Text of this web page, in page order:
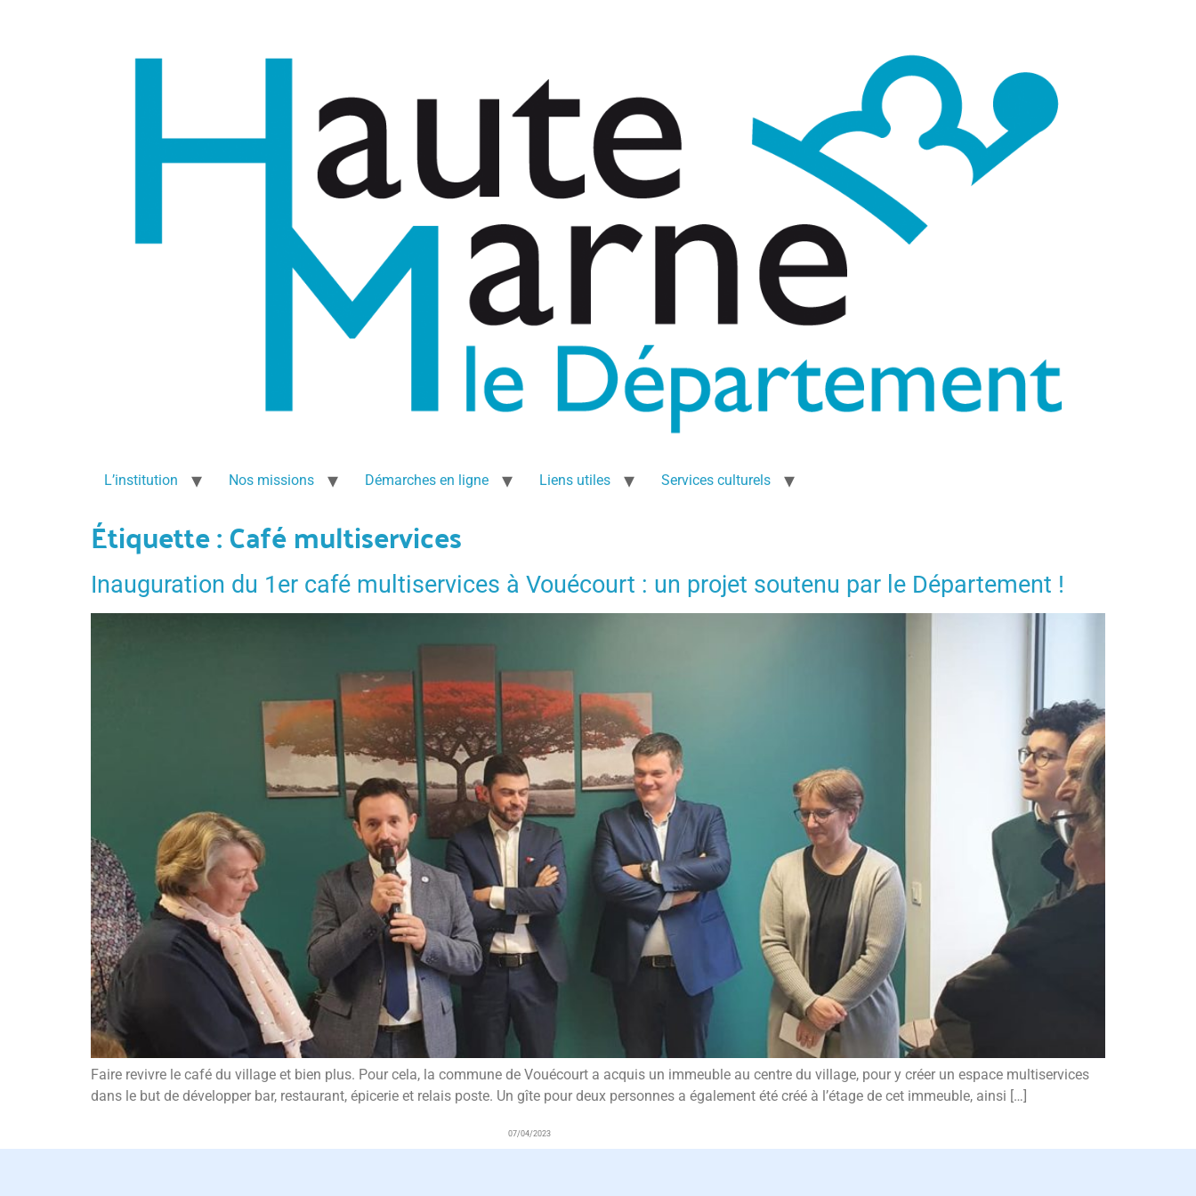
L’institution Nos missions Démarches en ligne Liens utiles Services culturels
Étiquette :Café multiservices
Inauguration du 1er café multiservices à Vouécourt : un projet soutenu par le Département !
Faire revivre le café du village et bien plus. Pour cela, la commune de Vouécourt a acquis un immeuble au centre du village, pour y créer un espace multiservices
dans le but de développer bar, restaurant, épicerie et relais poste. Un gîte pour deux personnes a également été créé à l’étage de cet immeuble, ainsi […]
07/04/2023